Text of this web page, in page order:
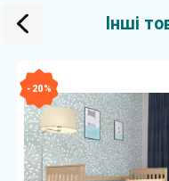
Інші
- 20 %